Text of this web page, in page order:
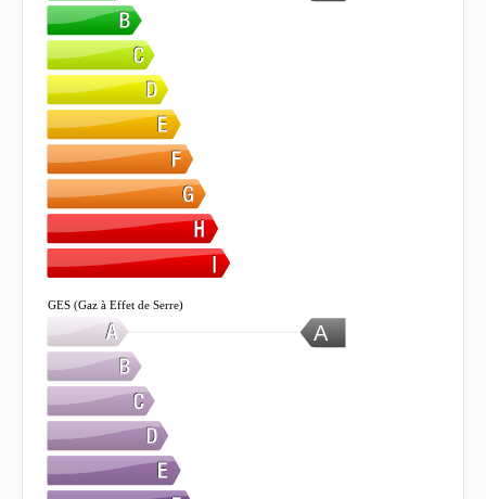
A
GES (Gaz à Effet de Serre)